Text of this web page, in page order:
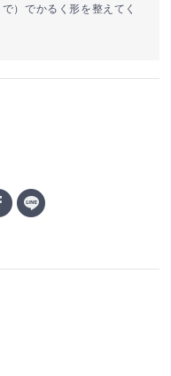
）でかるく形を整えてく